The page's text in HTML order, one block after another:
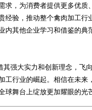
求，为消费者提供更多优质
经验，推动整个禽肉加工行
内其他企业学习和借鉴的典
强大实力和创新理念，飞
工行业的崛起。相信在未来
球舞台上绽放更加耀眼的光